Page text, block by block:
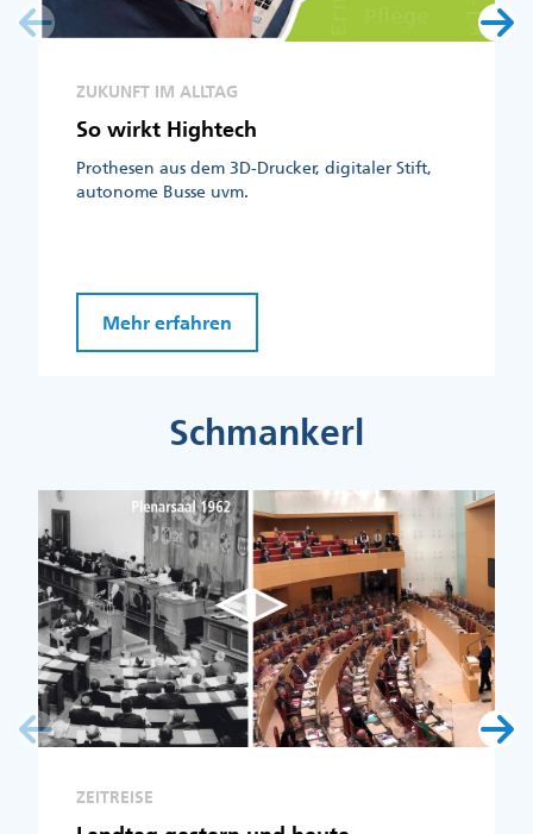
ZUKUNFT IM ALLTAG
So wirkt Hightech
Prothesen aus dem 3D-Drucker, digitaler Stift,
autonome Busse uvm.
Mehr erfahren
Schmankerl
ZEITREISE